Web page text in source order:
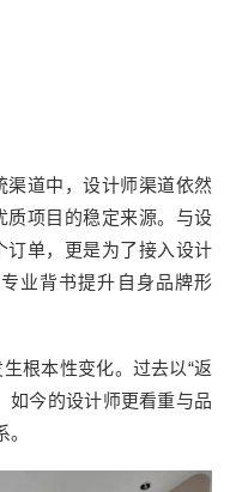
渠道中，设计师渠道依然
质项目的稳定来源。与设
订单，更是为了接入设计
业背书提升自身品牌形
根本性变化。过去以“返
如今的设计师更看重与品